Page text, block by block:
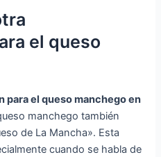
el queso
para el queso manchego en
manchego también
de La Mancha». Esta
cuando se habla de